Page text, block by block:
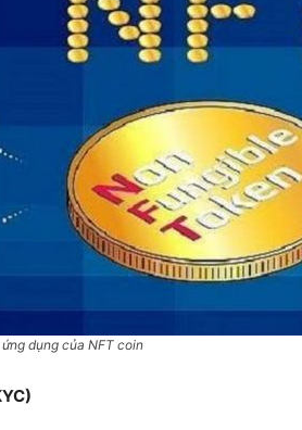
dụng của NFT coin